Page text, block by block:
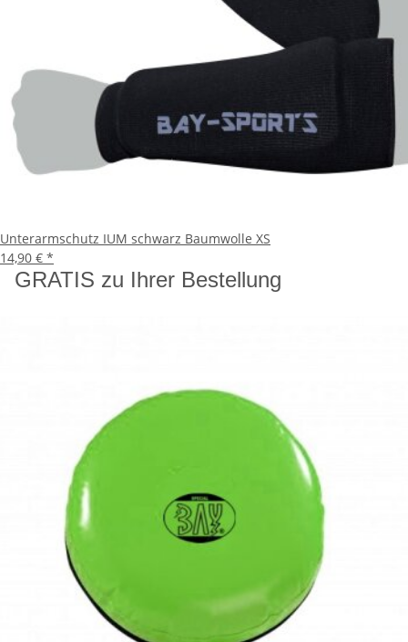
Unterarmschutz IUM schwarz Baumwolle XS
14,90 € *
GRATIS zu Ihrer Bestellung